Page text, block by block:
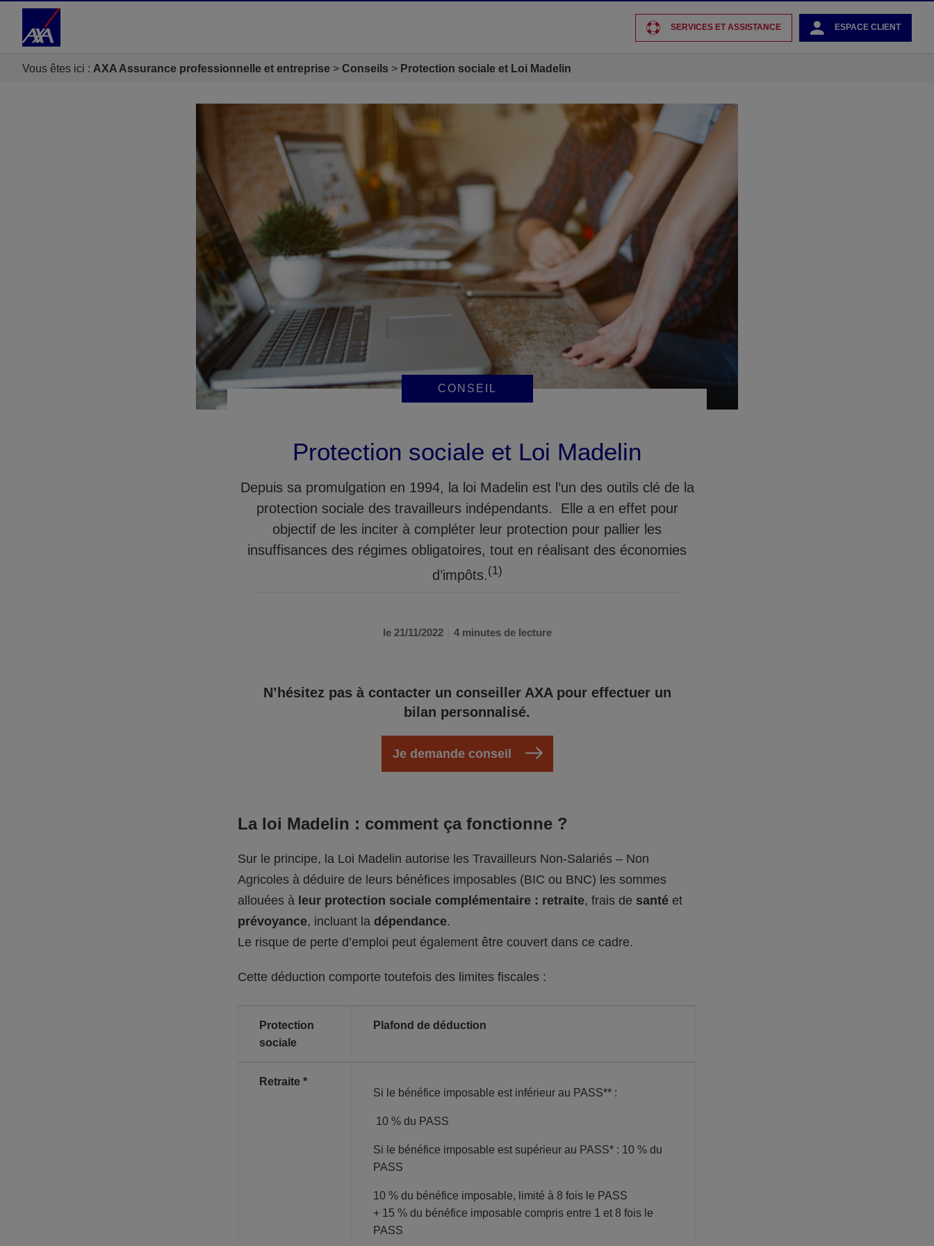
Accéder au Contenu
SERVICES ET ASSISTANCE ESPACE CLIENT
Vous êtes ici : AXA Assurance professionnelle et entreprise Conseils Protection sociale et Loi Madelin
CONSEIL
le 21/11/2022 4 minutes de lecture
Protection sociale et Loi Madelin
Depuis sa promulgation en 1994, la loi Madelin est l’un des outils clé de la
protection sociale des travailleurs indépendants. Elle a en effet pour
objectif de les inciter à compléter leur protection pour pallier les
insuffisances des régimes obligatoires, tout en réalisant des économies
d’impôts.(1)
N’hésitez pas à contacter un conseiller AXA pour effectuer un
bilan personnalisé.
Je demande conseil
La loi Madelin : comment ça fonctionne ?
Sur le principe, la Loi Madelin autorise les Travailleurs Non-Salariés – Non
Agricoles à déduire de leurs bénéfices imposables (BIC ou BNC) les sommes
allouées à leur protection sociale complémentaire : retraite, frais de santé et
prévoyance, incluant la dépendance.
Le risque de perte d’emploi peut également être couvert dans ce cadre.
Cette déduction comporte toutefois des limites fiscales :
Protection
sociale
Plafond de déduction
Retraite *
Si le bénéfice imposable est inférieur au PASS** :
10 % du PASS
Si le bénéfice imposable est supérieur au PASS* : 10 % du
PASS
10 % du bénéfice imposable, limité à 8 fois le PASS
+ 15 % du bénéfice imposable compris entre 1 et 8 fois le
PASS